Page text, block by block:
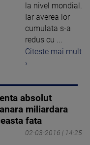
la nivel mondial.
Iar averea lor
cumulata s-a
redus cu ...
Citeste mai mult
›
absolut
miliardara
fata
02-03-2016 | 14:25